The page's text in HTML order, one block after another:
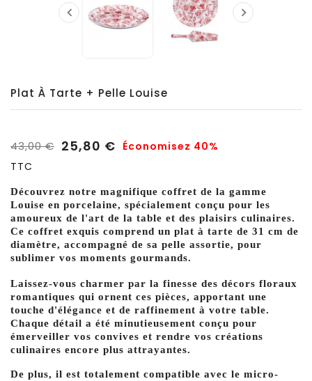
 
Plat À Tarte + Pelle Louise
43,00 € 25,80 € Économisez 40%
TTC
Découvrez notre magnifique coffret de la gamme
Louise en porcelaine, spécialement conçu pour les
amoureux de l'art de la table et des plaisirs culinaires.
Ce coffret exquis comprend un plat à tarte de 31 cm de
diamètre, accompagné de sa pelle assortie, pour
sublimer vos moments gourmands.
Laissez-vous charmer par la finesse des décors floraux
romantiques qui ornent ces pièces, apportant une
touche d'élégance et de raffinement à votre table.
Chaque détail a été minutieusement conçu pour
émerveiller vos convives et rendre vos créations
culinaires encore plus attrayantes.
De plus, il est totalement compatible avec le micro-